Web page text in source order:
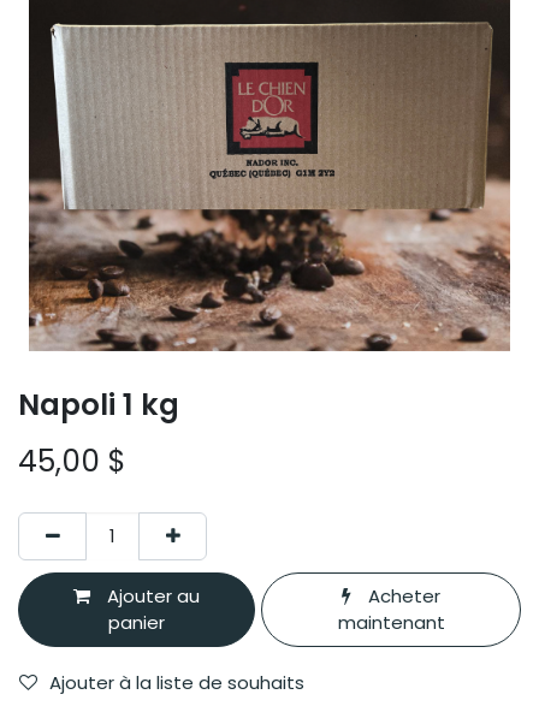
Napoli 1 kg
45,00 $
Ajouter au
panier
Acheter
maintenant
Ajouter à la liste de souhaits